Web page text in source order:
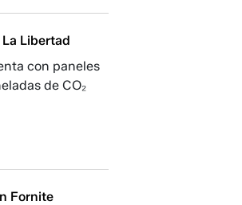
Libertad
con paneles
de CO₂
Fornite